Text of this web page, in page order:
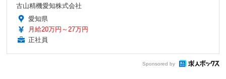
古山精機愛知株式会社
愛知県
月給20万円～27万円
正社員
Sponsored by